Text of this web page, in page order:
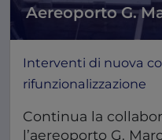
Aereoporto G.
Interventi di nuova
rifunzionalizzazione
Continua la
l’aereoporto G.